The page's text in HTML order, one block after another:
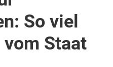
So viel
Staat